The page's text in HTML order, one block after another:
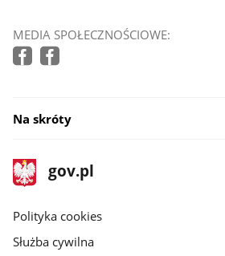
MEDIA SPOŁECZNOŚCIOWE:
Na skróty
stopka
gov.pl
Strona
gov.pl
gov.pl
Polityka cookies
Służba cywilna